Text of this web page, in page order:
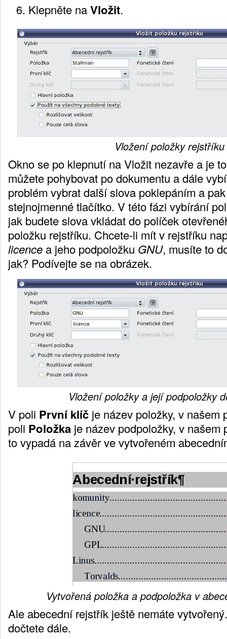
Klepněte naVložit.
Vložení položky rejstříku
Okno se po klepnutí na Vložit nezavře a je
můžete pohybovat po dokumentu a dále
problém vybrat další slova poklepáním a
stejnojmenné tlačítko. V této fázi vybírání
jak budete slova vkládat do políček
položku rejstříku. Chcete-li mít v rejstříku
licence a jeho podpoložku GNU, musíte to
jak? Podívejte se na obrázek.
Vložení položky a její podpoložky
V poli První klíč je název položky, v našem
poli Položka je název podpoložky, v našem
to vypadá na závěr ve vytvořeném
Vytvořená položka a podpoložka v
Ale abecední rejstřík ještě nemáte
dočtete dále.